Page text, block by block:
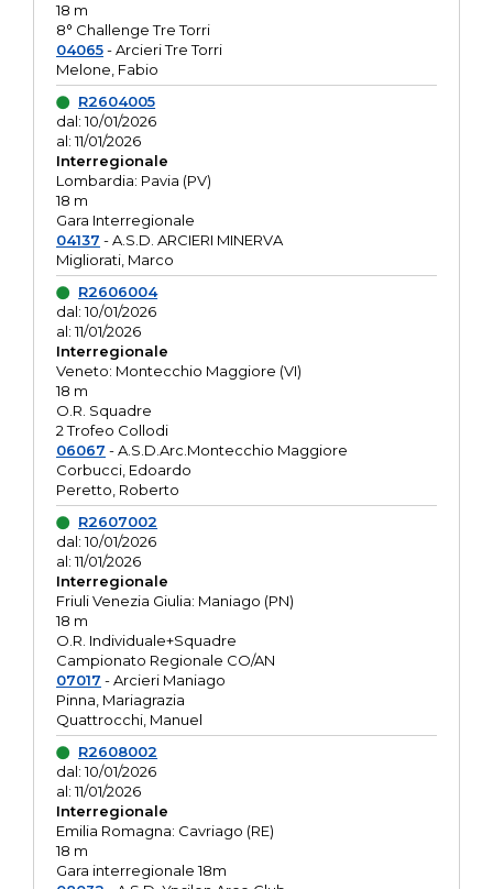
18 m
8° Challenge Tre Torri
04065- Arcieri Tre Torri
Melone, Fabio
R2604005
dal: 10/01/2026
al: 11/01/2026
Interregionale
Lombardia: Pavia (PV)
18 m
Gara Interregionale
04137 - A.S.D. ARCIERI MINERVA
Migliorati, Marco
R2606004
dal: 10/01/2026
al: 11/01/2026
Interregionale
Veneto: Montecchio Maggiore (VI)
18 m
O.R. Squadre
2 Trofeo Collodi
06067 - A.S.D.Arc.Montecchio Maggiore
Corbucci, Edoardo
Peretto, Roberto
R2607002
dal: 10/01/2026
al: 11/01/2026
Interregionale
Friuli Venezia Giulia: Maniago (PN)
18 m
O.R. Individuale+Squadre
Campionato Regionale CO/AN
07017 - Arcieri Maniago
Pinna, Mariagrazia
Quattrocchi, Manuel
R2608002
dal: 10/01/2026
al: 11/01/2026
Interregionale
Emilia Romagna: Cavriago (RE)
18 m
Gara interregionale 18m